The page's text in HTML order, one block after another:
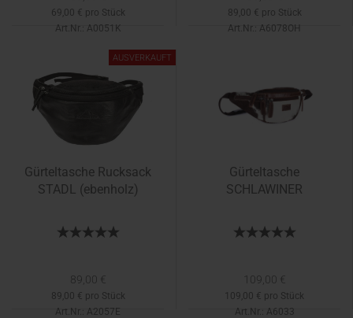
69,00 € pro Stück
Art.Nr.: A0051K
89,00 € pro Stück
Art.Nr.: A6078OH
AUSVERKAUFT
Gürteltasche Rucksack
STADL (ebenholz)
89,00 €
89,00 € pro Stück
Art.Nr.: A2057E
Gürteltasche
SCHLAWINER
109,00 €
109,00 € pro Stück
Art.Nr.: A6033